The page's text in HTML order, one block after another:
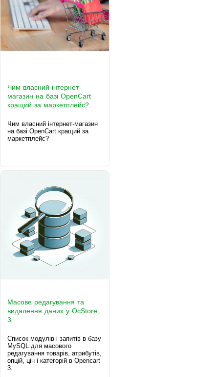
Чим власний інтернет-
магазин на базі OpenCart
кращий за маркетплейс?
Чим власний інтернет-магазин
на базі OpenCart кращий за
маркетплейс?
Масове редагування та
видалення даних у OcStore
3
Список модулів і запитів в базу
MySQL для масового
редагування товарів, атрибутів,
опцій, цін і категорій в Opencart
3.